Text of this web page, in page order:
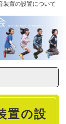
装置の設置について
置の設